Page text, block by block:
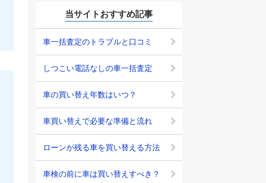
当サイトおすすめ記事
車一括査定のトラブルと口コミ
しつこい電話なしの車一括査定
車の買い替え年数はいつ？
車買い替えで必要な準備と流れ
ローンが残る車を買い替える方法
車検の前に車は買い替えすべき？